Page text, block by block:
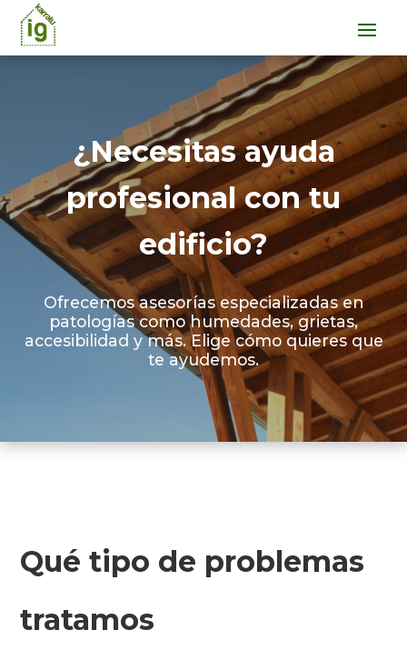
¿Necesitas ayuda
profesional con tu
edificio?
Ofrecemos asesorías especializadas en
patologías como humedades, grietas,
accesibilidad y más. Elige cómo quieres que
te ayudemos.
Qué tipo de problemas
tratamos